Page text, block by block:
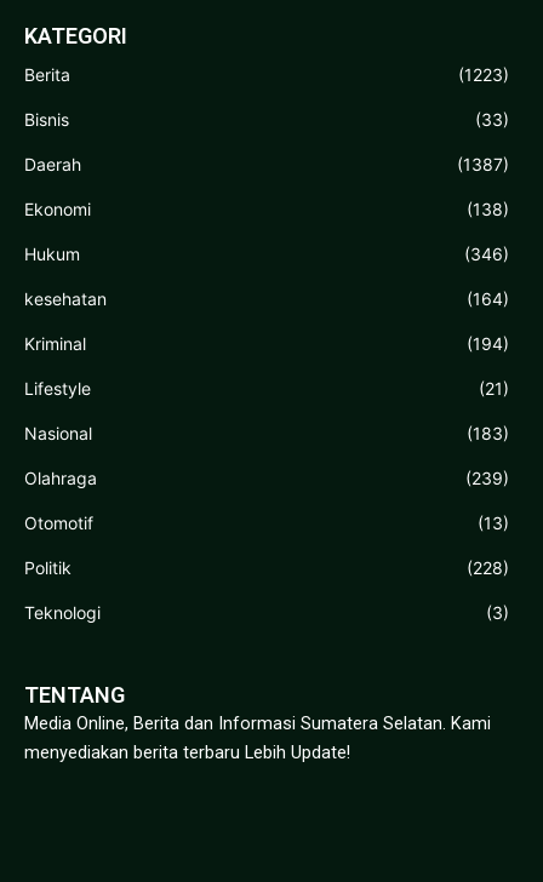
KATEGORI
Berita (1223)
Bisnis (33)
Daerah (1387)
Ekonomi (138)
Hukum (346)
kesehatan (164)
Kriminal (194)
Lifestyle (21)
Nasional (183)
Olahraga (239)
Otomotif (13)
Politik (228)
Teknologi (3)
TENTANG
Media Online, Berita dan Informasi Sumatera Selatan. Kami
menyediakan berita terbaru Lebih Update!